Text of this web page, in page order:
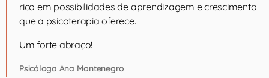
rico em possibilidades de aprendizagem e crescimento
que a psicoterapia oferece.
Um forte abraço!
Psicóloga Ana Montenegro